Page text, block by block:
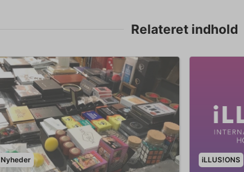
Relateret indhold
Nyheder iLLUS!ONS